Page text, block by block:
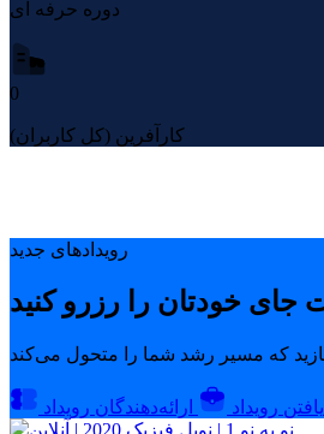
دوره حرفه ای
0
کارآفرین (کل کاربران)
رویدادهای جدید
یافتن رویداد ارائه‌دهندگان رویداد